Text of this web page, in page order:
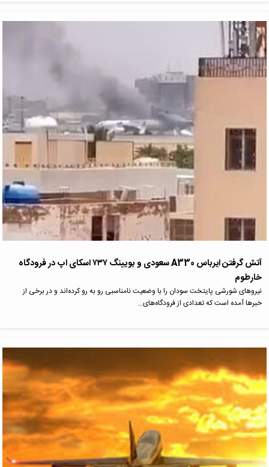
آتش گرفتن ایرباس A330 سعودی و بویینگ ۷۳۷ اسکای اپ در فرودگاه
خارطوم
نیروهای شورشی پایتخت سودان را با وضعیت نامناسبی رو به رو کرده‌اند و در برخی از
خبرها آمده است که تعدادی از فرودگاه‌های…